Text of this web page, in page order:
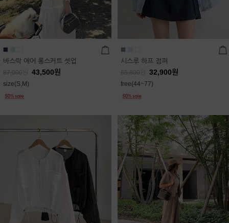
바스락 에어 롱스커트 셋업
87,000 43,500원
size(S,M)
시스루 하프 점퍼
65,800 32,900원
free(44~77)